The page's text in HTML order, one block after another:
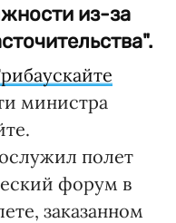
из-за
министра
полет
форум в
заказанном